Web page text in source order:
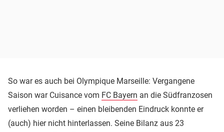
So war es auch bei Olympique Marseille: Vergangene
Saison war Cuisance vom FC Bayern an die Südfranzosen
verliehen worden – einen bleibenden Eindruck konnte er
(auch) hier nicht hinterlassen. Seine Bilanz aus 23